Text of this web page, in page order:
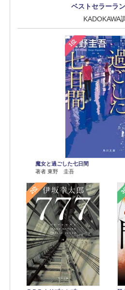
ベストセラーラ
KADOKAWA
1位
魔女と過ごした七日間
著者 東野 圭吾
2位 3